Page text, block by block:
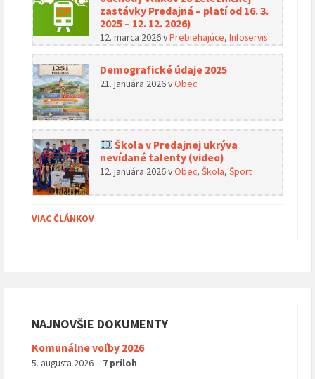
zastávky Predajná – platí od 16. 3.
2025 – 12. 12. 2026)
12. marca 2026vPrebiehajúce, Infoservis
Demografické údaje 2025
21. januára 2026vObec
Škola v Predajnej ukrýva
nevídané talenty (video)
12. januára 2026vObec, Škola, Šport
VIAC ČLÁNKOV
NAJNOVŠIE DOKUMENTY
Komunálne voľby 2026
5. augusta 2026 7 príloh